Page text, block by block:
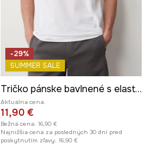
-29%
SUMMER SALE
Tričko pánske bavlnené s elastanom
Aktuálna cena:
11,90 €
Bežná cena: 16,90 €
Najnižšia cena za posledných 30 dní pred
poskytnutím zľavy: 16,90 €